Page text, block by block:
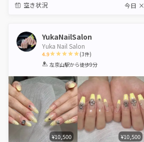
空き状況 今日 ×
YukaNailSalon
Yuka Nail Salon
4.9
1 2 3 4 5
(3件)
左京山駅から徒歩9分
¥10,500 ¥10,500